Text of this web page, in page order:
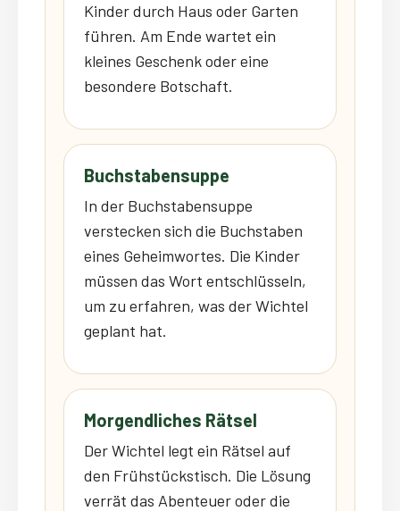
Kinder durch Haus oder Garten
führen. Am Ende wartet ein
kleines Geschenk oder eine
besondere Botschaft.
Buchstabensuppe
In der Buchstabensuppe
verstecken sich die Buchstaben
eines Geheimwortes. Die Kinder
müssen das Wort entschlüsseln,
um zu erfahren, was der Wichtel
geplant hat.
Morgendliches Rätsel
Der Wichtel legt ein Rätsel auf
den Frühstückstisch. Die Lösung
verrät das Abenteuer oder die